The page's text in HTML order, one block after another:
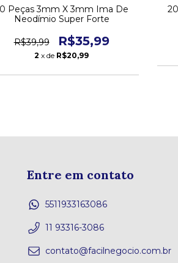
Peças 3mm X 3mm Ima De
Neodímio Super Forte
R$39,99 R$35,99
2 x de R$20,99
Entre em contato
5511933163086
11 93316-3086
contato@facilnegocio.com.br